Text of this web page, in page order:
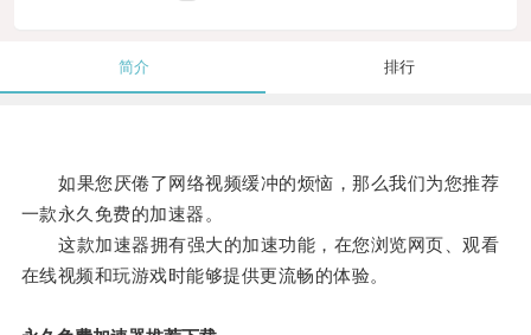
简介 排行
如果您厌倦了网络视频缓冲的烦恼，那么我们为您推荐
一款永久免费的加速器。
这款加速器拥有强大的加速功能，在您浏览网页、观看
在线视频和玩游戏时能够提供更流畅的体验。